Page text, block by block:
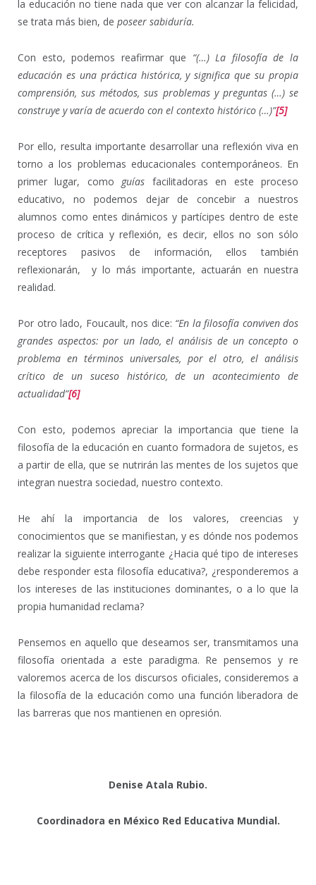
la educación no tiene nada que ver con alcanzar la felicidad,
se trata más bien, de poseer sabiduría.
Con esto, podemos reafirmar que “(…) La filosofía de la
educación es una práctica histórica, y significa que su propia
comprensión, sus métodos, sus problemas y preguntas (…) se
construye y varía de acuerdo con el contexto histórico (…)”[5]
Por ello, resulta importante desarrollar una reflexión viva en
torno a los problemas educacionales contemporáneos. En
primer lugar, como guías facilitadoras en este proceso
educativo, no podemos dejar de concebir a nuestros
alumnos como entes dinámicos y partícipes dentro de este
proceso de crítica y reflexión, es decir, ellos no son sólo
receptores pasivos de información, ellos también
reflexionarán, y lo más importante, actuarán en nuestra
realidad.
Por otro lado, Foucault, nos dice: “En la filosofía conviven dos
grandes aspectos: por un lado, el análisis de un concepto o
problema en términos universales, por el otro, el análisis
crítico de un suceso histórico, de un acontecimiento de
actualidad”[6]
Con esto, podemos apreciar la importancia que tiene la
filosofía de la educación en cuanto formadora de sujetos, es
a partir de ella, que se nutrirán las mentes de los sujetos que
integran nuestra sociedad, nuestro contexto.
He ahí la importancia de los valores, creencias y
conocimientos que se manifiestan, y es dónde nos podemos
realizar la siguiente interrogante ¿Hacia qué tipo de intereses
debe responder esta filosofía educativa?, ¿responderemos a
los intereses de las instituciones dominantes, o a lo que la
propia humanidad reclama?
Pensemos en aquello que deseamos ser, transmitamos una
filosofía orientada a este paradigma. Re pensemos y re
valoremos acerca de los discursos oficiales, consideremos a
la filosofía de la educación como una función liberadora de
las barreras que nos mantienen en opresión.
Denise Atala Rubio.
Coordinadora en México Red Educativa Mundial.